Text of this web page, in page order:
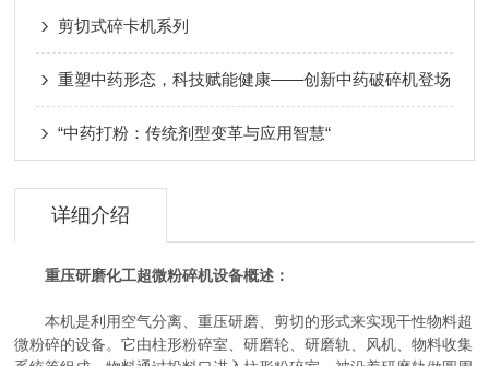
剪切式碎卡机系列
重塑中药形态，科技赋能健康——创新中药破碎机登场
“中药打粉：传统剂型变革与应用智慧“
详细介绍
重压研磨化工超微粉碎机设备概述：
本机是利用空气分离、重压研磨、剪切的形式来实现干性物料超
微粉碎的设备。它由柱形粉碎室、研磨轮、研磨轨、风机、物料收集